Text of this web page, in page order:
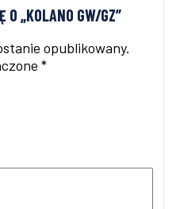
O „KOLANO GW/GZ”
opublikowany.
*